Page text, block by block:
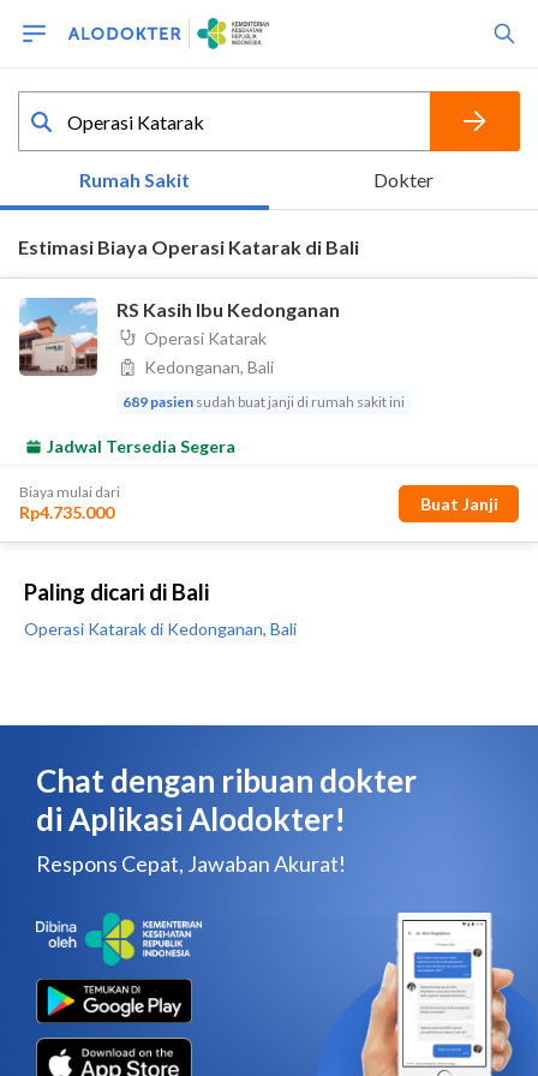
Paling dicari di Bali
Operasi Katarak di Kedonganan, Bali